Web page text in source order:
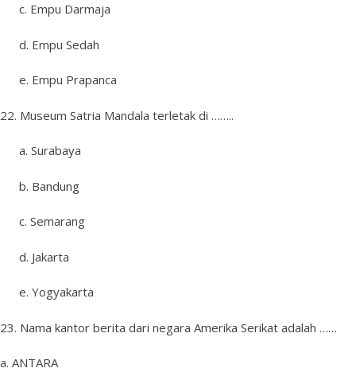
c. Empu Darmaja
d. Empu Sedah
e. Empu Prapanca
22. Museum Satria Mandala terletak di ……..
a. Surabaya
b. Bandung
c. Semarang
d. Jakarta
e. Yogyakarta
23. Nama kantor berita dari negara Amerika Serikat adalah ……
a. ANTARA